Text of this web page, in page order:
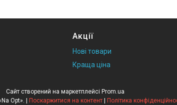
Акції
Нові товари
Краща ціна
Сайт створений на маркетплейсі Prom.ua
Поскаржитися на контент Політика